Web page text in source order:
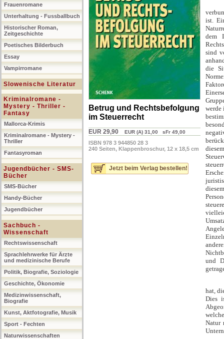
Frauenromane
Unterhaltung - Fussballbuch
Historischer Roman,
Zeitgeschichte
Poetisches Bilderbuch
Essay
Vampirromane
Slowenische Literatur
Kriminalromane -
Mystery - Thriller -
Fantasy
Mallorca-Krimis
Kriminalromane - Mystery -
Thriller
Fantasyroman
Jugendbücher - SMS-
Bücher
SMS-Bücher
Handy-Bücher
Jugendbücher
Sachbuch -
Wissenschaft
Rechtswissenschaft
Sprachlehrwerke für Ärzte
und medizinische Berufe
Politik, Biografie, Soziologie
Geschichte, Ökonomie
Medizinwissenschaft,
Biografie
Kunst, Aktfotografie, Musik
Sport - Fechten
Naturwissenschaften
Betrug und Rechtsbefolgung
im Steuerrecht
EUR 29,90 EUR (A) 31,00 sFr 49,00
ISBN 978 3 944850 28 3
240 Seiten, Klappenbroschur, 12 x 18,5 cm
Jetzt beim Verlag bestellen!
ist.
dem
sind
die
werde
und
hat,
Dies
Natur